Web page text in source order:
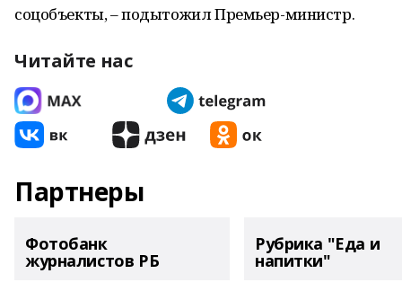
соцобъекты, – подытожил Премьер-министр.
Читайте нас
Партнеры
Фотобанк
журналистов РБ
Рубрика "Еда и
напитки"